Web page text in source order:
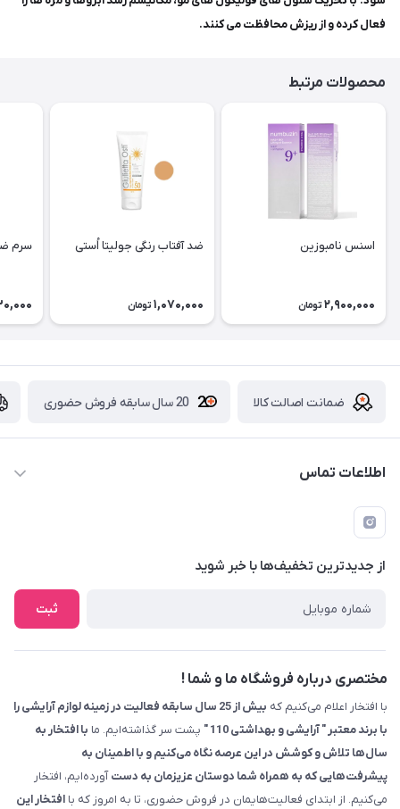
فعال کرده و از ریزش محافظت می کنند.
محصولات مرتبط
اسنس نامبوزین
2,900,000 تومان
ضد آفتاب رنگی جولیتا اُستی
1,070,000 تومان
سرم
ضمانت اصالت کالا 20 سال سابقه فروش حضوری
اطلاعات تماس
09229839700 - 08338354666
info@cosmetics110.com
کرمانشاه ، بلوار نوبهار ، بین کوی ۱۱۰ و ۱۱۲ ، آرایشی و بهداشتی ۱۱۰
از جدید‌ترین تخفیف‌ها با‌ خبر شوید
ثبت
مختصری درباره فروشگاه ما و شما !
با افتخار اعلام می‌کنیم که
بیش از 25 سال سابقه فعالیت در زمینه لوازم آرایشی را
با برند معتبر " آرایشی و بهداشتی 110 "
پشت سر گذاشته‌ایم. ما با افتخار به
سال‌ها تلاش و کوشش در این عرصه نگاه می‌کنیم و با اطمینان به
پیشرفت‌هایی که به همراه شما دوستان عزیزمان به دستآورده‌ایم، افتخار
می‌کنیم. از ابتدای فعالیت‌هایمان در فروش حضوری، تا به امروز که با افتخار این